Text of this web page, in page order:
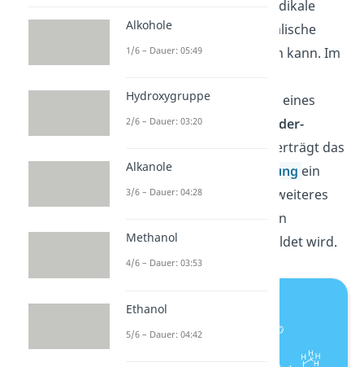
reagieren, sodass zwei Radikale
entstehen und eine radikalische
Polymerisation stattfinden kann. Im
Wärmezufuhr zur Bildung eines
Dimersdurch die
Diels-Alder-
. Im 2. Schritt überträgt das
Dimer unter
Aromatisierung ein
Wasserstoffatom auf ein weiteres
Styrol-Monomer, wobei ein
Methylbenzylradikal
gebildet wird.
Alkohole
1/6 – Dauer: 05:49
Hydroxygruppe
2/6 – Dauer: 03:20
Alkanole
3/6 – Dauer: 04:28
Methanol
4/6 – Dauer: 03:53
Ethanol
5/6 – Dauer: 04:42